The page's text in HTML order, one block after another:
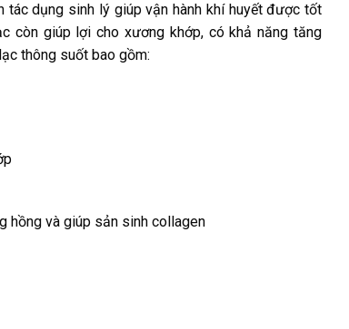
dụng sinh lý giúp vận hành khí huyết được tốt
còn giúp lợi cho xương khớp, có khả năng tăng
thông suốt bao gồm:
hồng và giúp sản sinh collagen